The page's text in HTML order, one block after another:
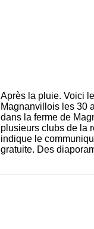
Après la pluie. Voici
Magnanvillois les 30
dans la ferme de
plusieurs clubs de la
indique le
gratuite. Des